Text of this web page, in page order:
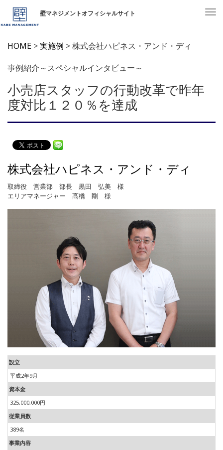
壁マネジメントオフィシャルサイト
HOME >実施例 >株式会社ハピネス・アンド・ディ
事例紹介～スペシャルインタビュー～
小売店スタッフの行動改革で昨年
度対比１２０％を達成
株式会社ハピネス・アンド・ディ
取締役 営業部 部長 黒田 弘美 様
エリアマネージャー 髙橋 剛 様
設立
平成2年9月
資本金
325,000,000円
従業員数
389名
事業内容